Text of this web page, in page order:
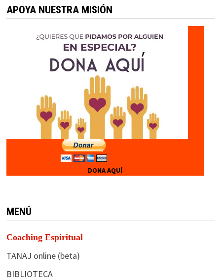
APOYA NUESTRA MISIÓN
DONA AQUÍ
MENÚ
Coaching Espiritual
TANAJ online (beta)
BIBLIOTECA